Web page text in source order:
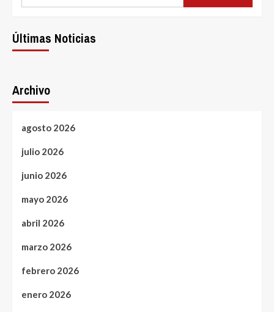
Últimas Noticias
Archivo
agosto 2026
julio 2026
junio 2026
mayo 2026
abril 2026
marzo 2026
febrero 2026
enero 2026